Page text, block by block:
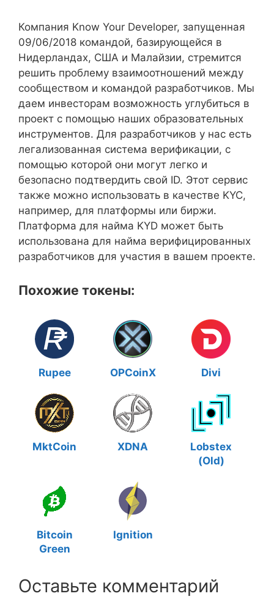
Компания Know Your Developer, запущенная
09/06/2018 командой, базирующейся в
Нидерландах, США и Малайзии, стремится
решить проблему взаимоотношений между
сообществом и командой разработчиков. Мы
даем инвесторам возможность углубиться в
проект с помощью наших образовательных
инструментов. Для разработчиков у нас есть
легализованная система верификации, с
помощью которой они могут легко и
безопасно подтвердить свой ID. Этот сервис
также можно использовать в качестве KYC,
например, для платформы или биржи.
Платформа для найма KYD может быть
использована для найма верифицированных
разработчиков для участия в вашем проекте.
Похожие токены:
Rupee OPCoinX Divi
MktCoin XDNA
Lobstex
(Old)
Bitcoin
Green
Ignition
Оставьте комментарий